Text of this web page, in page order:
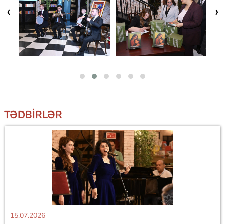
‹ ›
TƏDBIRLƏR
15.07.2026